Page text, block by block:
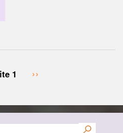
1
Nächste
››